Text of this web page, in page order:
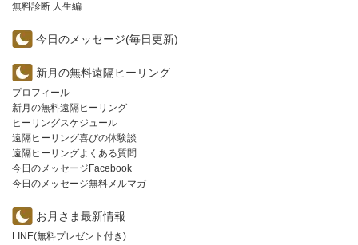
無料診断 人生編
今日のメッセージ(毎日更新)
新月の無料遠隔ヒーリング
プロフィール
新月の無料遠隔ヒーリング
ヒーリングスケジュール
遠隔ヒーリング喜びの体験談
遠隔ヒーリングよくある質問
今日のメッセージFacebook
今日のメッセージ無料メルマガ
お月さま最新情報
LINE(無料プレゼント付き)